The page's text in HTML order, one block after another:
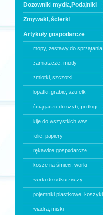
Dozowniki mydła,Podajniki
Zmywaki, ścierki
Artykuły gospodarcze
mopy, zestawy do sprzątania
zamiatacze, miotły
zmiotki, szczotki
łopatki, grabie, szufelki
ściągacze do szyb, podłogi
kije do wszystkich w/w
folie, papiery
rękawice gospodarcze
kosze na śmieci, worki
worki do odkurzaczy
pojemniki plastikowe, koszyki
wiadra, miski